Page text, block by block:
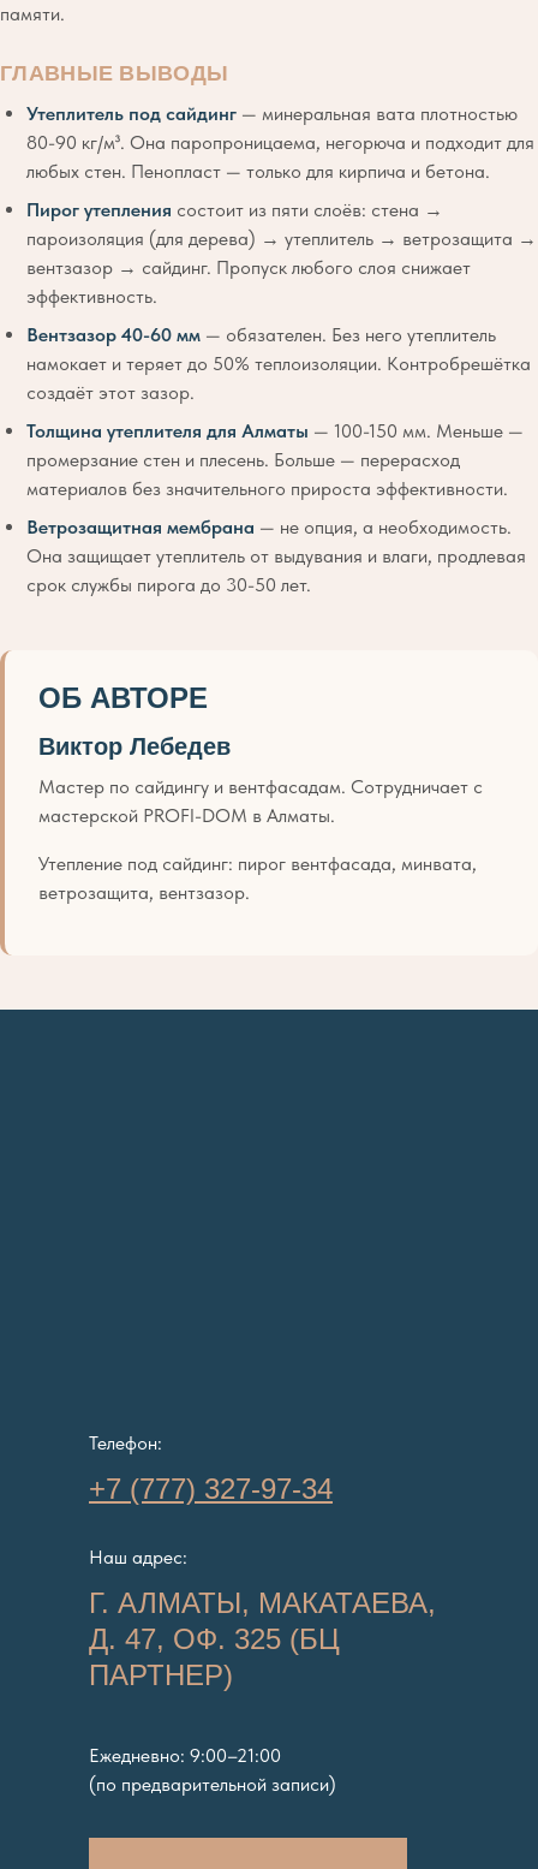
памяти.
ГЛАВНЫЕ ВЫВОДЫ
Утеплитель под сайдинг — минеральная вата плотностью
80-90 кг/м³. Она паропроницаема, негорюча и подходит для
любых стен. Пенопласт — только для кирпича и бетона.
Пирог утепления состоит из пяти слоёв: стена →
пароизоляция (для дерева) → утеплитель → ветрозащита →
вентзазор → сайдинг. Пропуск любого слоя снижает
эффективность.
Вентзазор 40-60 мм — обязателен. Без него утеплитель
намокает и теряет до 50% теплоизоляции. Контробрешётка
создаёт этот зазор.
Толщина утеплителя для Алматы — 100-150 мм. Меньше —
промерзание стен и плесень. Больше — перерасход
материалов без значительного прироста эффективности.
Ветрозащитная мембрана — не опция, а необходимость.
Она защищает утеплитель от выдувания и влаги, продлевая
срок службы пирога до 30-50 лет.
ОБ АВТОРЕ
Виктор Лебедев
Мастер по сайдингу и вентфасадам. Сотрудничает с
мастерской PROFI-DOM в Алматы.
Утепление под сайдинг: пирог вентфасада, минвата,
ветрозащита, вентзазор.
Наш адрес:
+7 (777) 327-97-34
Г. АЛМАТЫ, МАКАТАЕВА,
Д. 47, ОФ. 325 (БЦ
ПАРТНЕР)
Телефон:
Ежедневно: 9:00–21:00
(по предварительной записи)